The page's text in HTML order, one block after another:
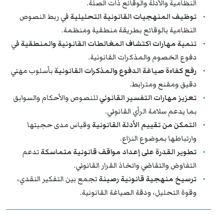
النظامية والأدلة والوقائع ذات الصلة.
توظيف المنهجيات القانونية التحليليةفي ربط النصوص
النظامية بالوقائع بطريقة منطقية ومنظمة.
تنمية مهارات اكتشاف المغالطات القانونية والمنطقيةفي
دفوع الخصوم والمذكرات القانونية.
رفع كفاءة صياغة الدفوع والمذكرات القانونيةبأسلوب مهني
دقيق ومقنع ومترابط.
تعزيز مهارات التفسير القانونيللنصوص والأحكام والسوابق
بما يدعم سلامة الرأي القانوني.
التمكن من تقييم الأدلة القانونيةوقياس مدى حجيتها
وارتباطها بموضوع النزاع.
تطوير القدرة على إعداد مواقف قانونية متماسكةتدعم
التفاوض والتقاضي واتخاذ القرار القانوني.
ترسيخ منهجية قانونية رصينةتجمع بين التفكير النقدي،
وقوة التحليل، ودقة الصياغة القانونية.